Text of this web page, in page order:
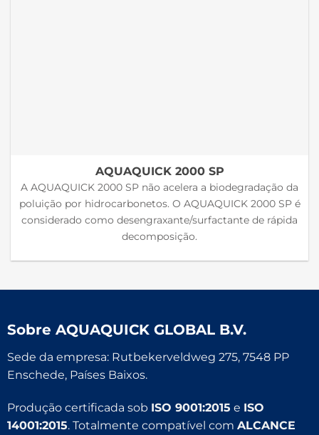
AQUAQUICK 2000 SP
A AQUAQUICK 2000 SP não acelera a biodegradação da
poluição por hidrocarbonetos. O AQUAQUICK 2000 SP é
considerado como desengraxante/surfactante de rápida
decomposição.
Sobre AQUAQUICK GLOBAL B.V.
Sede da empresa: Rutbekerveldweg 275, 7548 PP
Enschede, Países Baixos.
Produção certificada sob ISO 9001:2015 e ISO
14001:2015. Totalmente compatível com ALCANCE